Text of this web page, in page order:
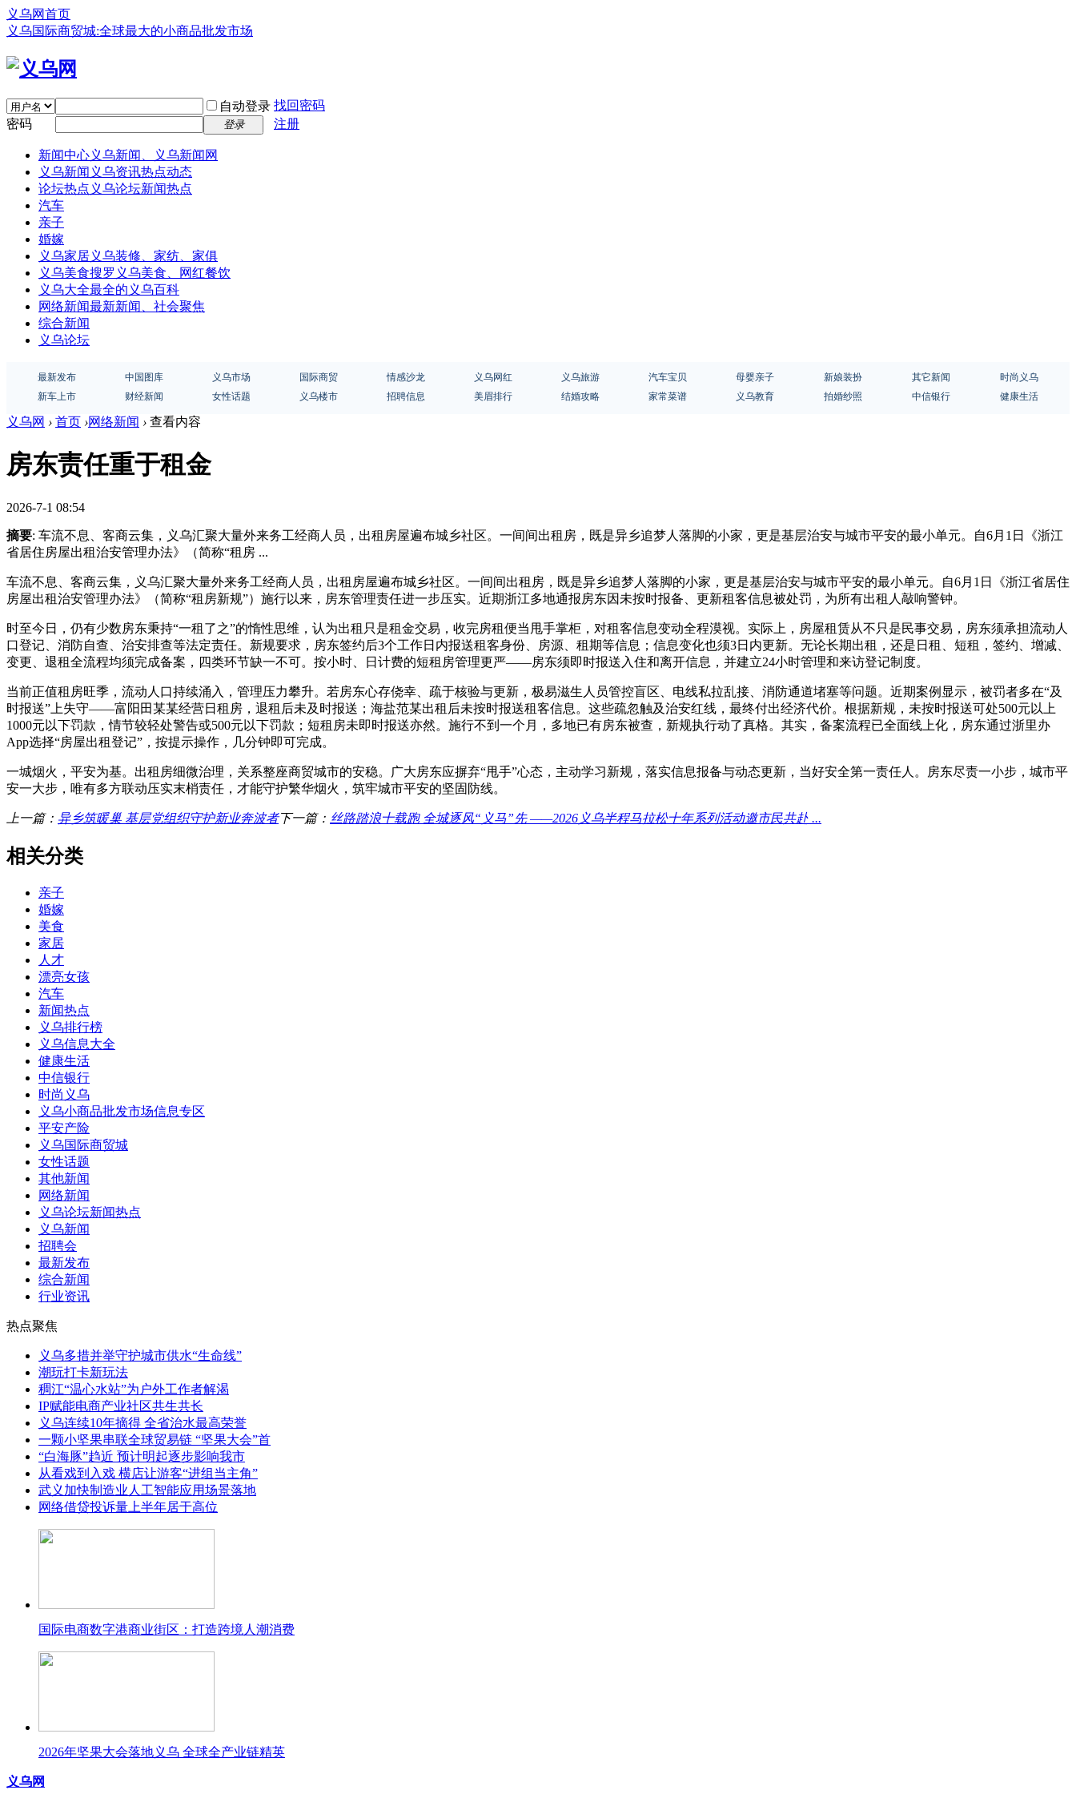
义乌网首页
义乌国际商贸城:全球最大的小商品批发市场
自动登录 找回密码
密码
登录 注册
新闻中心义乌新闻、义乌新闻网
义乌新闻 义乌资讯热点动态
论坛热点 义乌论坛新闻热点
汽车
亲子
婚嫁
义乌家居义乌装修、家纺、家俱
义乌美食搜罗义乌美食、网红餐饮
义乌大全最全的义乌百科
网络新闻最新新闻、社会聚焦
综合新闻
义乌论坛
最新发布 中国图库 义乌市场 国际商贸 情感沙龙 义乌网红 义乌旅游 汽车宝贝 母婴亲子 新娘装扮 其它新闻
时尚义乌
新车上市
财经新闻 女性话题 义乌楼市 招聘信息 美眉排行 结婚攻略 家常菜谱 义乌教育 拍婚纱照 中信银行 健康生活
义乌网 › 首页 ›网络新闻 › 查看内容
房东责任重于租金
2026-7-1 08:54
摘要: 车流不息、客商云集，义乌汇聚大量外来务工经商人员，出租房屋遍布城乡社区。一间间出租房，既是异乡追梦人落脚的小家，更是基层治安与城市平安的最小单元。自6月1日《浙江
省居住房屋出租治安管理办法》（简称“租房 ...
车流不息、客商云集，义乌汇聚大量外来务工经商人员，出租房屋遍布城乡社区。一间间出租房，既是异乡追梦人落脚的小家，更是基层治安与城市平安的最小单元。自6月1日《浙江省居住
房屋出租治安管理办法》（简称“租房新规”）施行以来，房东管理责任进一步压实。近期浙江多地通报房东因未按时报备、更新租客信息被处罚，为所有出租人敲响警钟。
时至今日，仍有少数房东秉持“一租了之”的惰性思维，认为出租只是租金交易，收完房租便当甩手掌柜，对租客信息变动全程漠视。实际上，房屋租赁从不只是民事交易，房东须承担流动人
口登记、消防自查、治安排查等法定责任。新规要求，房东签约后3个工作日内报送租客身份、房源、租期等信息；信息变化也须3日内更新。无论长期出租，还是日租、短租，签约、增减、
变更、退租全流程均须完成备案，四类环节缺一不可。按小时、日计费的短租房管理更严——房东须即时报送入住和离开信息，并建立24小时管理和来访登记制度。
当前正值租房旺季，流动人口持续涌入，管理压力攀升。若房东心存侥幸、疏于核验与更新，极易滋生人员管控盲区、电线私拉乱接、消防通道堵塞等问题。近期案例显示，被罚者多在“及
时报送”上失守——富阳田某某经营日租房，退租后未及时报送；海盐范某出租后未按时报送租客信息。这些疏忽触及治安红线，最终付出经济代价。根据新规，未按时报送可处500元以上
1000元以下罚款，情节较轻处警告或500元以下罚款；短租房未即时报送亦然。施行不到一个月，多地已有房东被查，新规执行动了真格。其实，备案流程已全面线上化，房东通过浙里办
App选择“房屋出租登记”，按提示操作，几分钟即可完成。
一城烟火，平安为基。出租房细微治理，关系整座商贸城市的安稳。广大房东应摒弃“甩手”心态，主动学习新规，落实信息报备与动态更新，当好安全第一责任人。房东尽责一小步，城市平
安一大步，唯有多方联动压实末梢责任，才能守护繁华烟火，筑牢城市平安的坚固防线。
上一篇： 异乡筑暖巢 基层党组织守护新业奔波者下一篇： 丝路踏浪十载跑 全城逐风“义马”先 ——2026义乌半程马拉松十年系列活动邀市民共赴 ...
相关分类
亲子
婚嫁
美食
家居
人才
漂亮女孩
汽车
新闻热点
义乌排行榜
义乌信息大全
健康生活
中信银行
时尚义乌
义乌小商品批发市场信息专区
平安产险
义乌国际商贸城
女性话题
其他新闻
网络新闻
义乌论坛新闻热点
义乌新闻
招聘会
最新发布
综合新闻
行业资讯
热点聚焦
义乌多措并举守护城市供水“生命线”
潮玩打卡新玩法
稠江“温心水站”为户外工作者解渴
IP赋能电商产业社区共生共长
义乌连续10年摘得 全省治水最高荣誉
一颗小坚果串联全球贸易链 “坚果大会”首
“白海豚”趋近 预计明起逐步影响我市
从看戏到入戏 横店让游客“进组当主角”
武义加快制造业人工智能应用场景落地
网络借贷投诉量上半年居于高位
国际电商数字港商业街区：打造跨境人潮消费
2026年坚果大会落地义乌 全球全产业链精英
义乌网